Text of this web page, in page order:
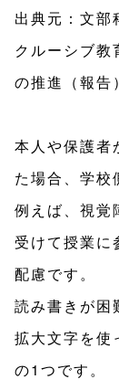
出典元：文部
クルーシブ
の推進（報
本人や保護者
た場合、学校
例えば、視覚
受けて授業に
配慮です。
読み書きが困
拡大文字を使
の1つです。